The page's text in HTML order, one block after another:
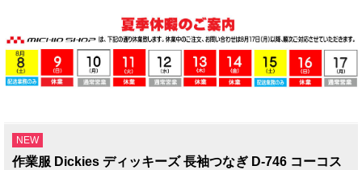
NEW
作業服 Dickies ディッキーズ 長袖つなぎ D-746 コーコス